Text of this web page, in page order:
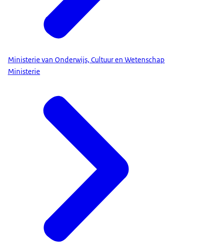
Ministerie van Onderwijs, Cultuur en Wetenschap
Ministerie